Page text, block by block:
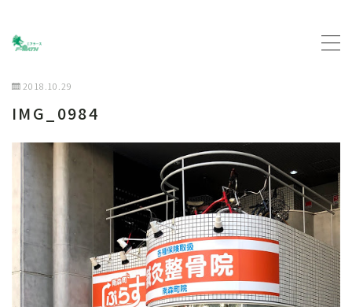
MENU
トップページ
プロフィール
主な活動について
契約企業について
お問い合わせ
2018.10.29
IMG_0984